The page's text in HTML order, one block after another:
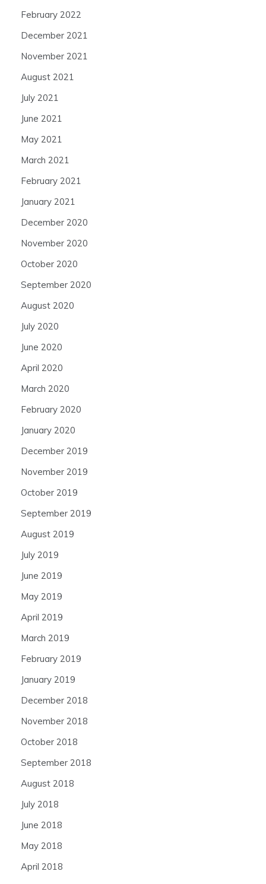
February 2022
December 2021
November 2021
August 2021
July 2021
June 2021
May 2021
March 2021
February 2021
January 2021
December 2020
November 2020
October 2020
September 2020
August 2020
July 2020
June 2020
April 2020
March 2020
February 2020
January 2020
December 2019
November 2019
October 2019
September 2019
August 2019
July 2019
June 2019
May 2019
April 2019
March 2019
February 2019
January 2019
December 2018
November 2018
October 2018
September 2018
August 2018
July 2018
June 2018
May 2018
April 2018